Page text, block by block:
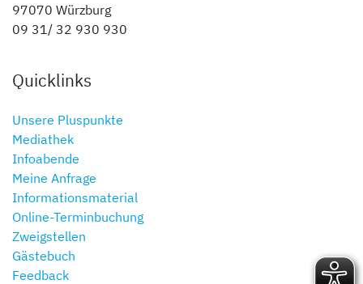
97070 Würzburg
09 31/ 32 930 930
Quicklinks
Unsere Pluspunkte
Mediathek
Infoabende
Meine Anfrage
Informationsmaterial
Online-Terminbuchung
Zweigstellen
Gästebuch
Feedback